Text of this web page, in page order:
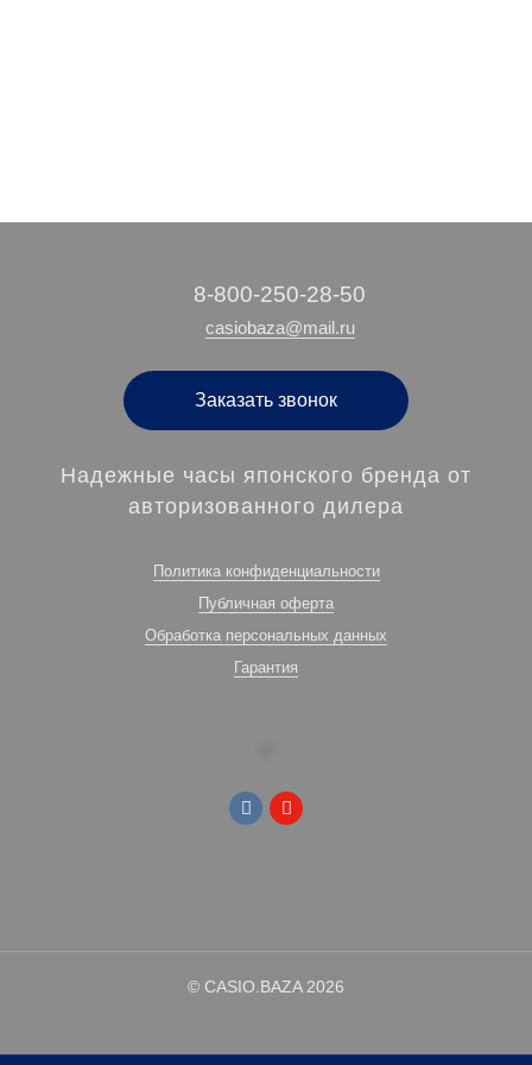
‭8-800-250-28-50
casiobaza@mail.ru
Заказать звонок
Надежные часы японского бренда от
авторизованного дилера
Политика конфиденциальности
Публичная оферта
Обработка персональных данных
Гарантия
© CASIO.BAZA 2026